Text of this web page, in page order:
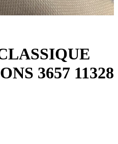
3657 11328